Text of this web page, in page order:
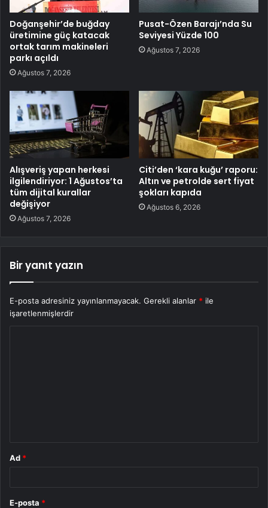
Doğanşehir’de buğday
üretimine güç katacak
ortak tarım makineleri
parkı açıldı
Ağustos 7, 2026
Pusat-Özen Barajı’nda Su
Seviyesi Yüzde 100
Ağustos 7, 2026
Alışveriş yapan herkesi
ilgilendiriyor: 1 Ağustos’ta
tüm dijital kurallar
değişiyor
Ağustos 7, 2026
Citi’den ‘kara kuğu’ raporu:
Altın ve petrolde sert fiyat
şokları kapıda
Ağustos 6, 2026
Bir yanıt yazın
E-posta adresiniz yayınlanmayacak. Gerekli alanlar * ile
işaretlenmişlerdir
Ad *
E-posta *